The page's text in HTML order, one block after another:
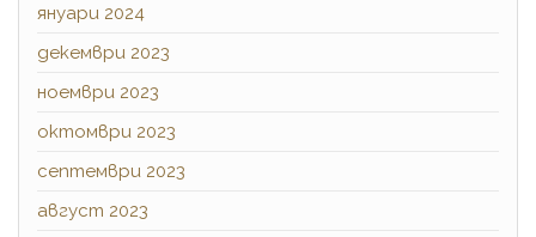
януари 2024
декември 2023
ноември 2023
октомври 2023
септември 2023
август 2023